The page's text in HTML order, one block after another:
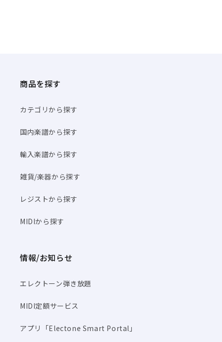
商品を探す
カテゴリから探す
国内楽譜から探す
輸入楽譜から探す
雑貨/楽器から探す
レジストから探す
MIDIから探す
情報/お知らせ
エレクトーン弾き放題
MIDI定額サービス
アプリ「Electone Smart Portal」